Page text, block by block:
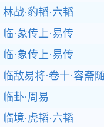
林战·豹韬·六韬
临·彖传上·易传
临·象传上·易传
临敌易将·卷十·容斋
临卦·周易
临境·虎韬·六韬